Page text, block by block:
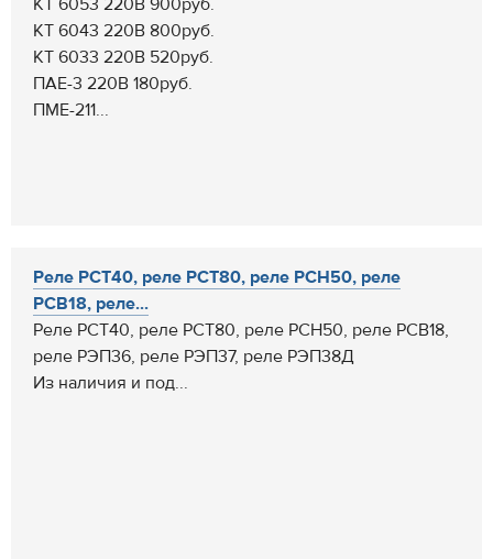
КТ 6053 220В 900руб.
КТ 6043 220В 800руб.
КТ 6033 220В 520руб.
ПАЕ-3 220В 180руб.
ПМЕ-211...
Реле РСТ40, реле РСТ80, реле РСН50, реле
РСВ18, реле...
Реле РСТ40, реле РСТ80, реле РСН50, реле РСВ18,
реле РЭП36, реле РЭП37, реле РЭП38Д
Из наличия и под...